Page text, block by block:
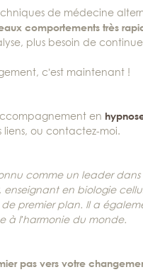
de médecine
comportements très
plus besoin de
c’est maintenant !
en
liens, ou contactez-moi.
comme un leader
enseignant en biologie
premier plan. Il a
à l’harmonie du monde.
pas vers votre